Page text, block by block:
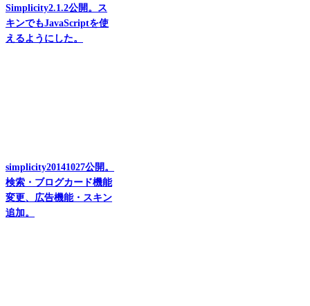
Simplicity2.1.2公開。ス
キンでもJavaScriptを使
えるようにした。
simplicity20141027公開。
検索・ブログカード機能
変更、広告機能・スキン
追加。